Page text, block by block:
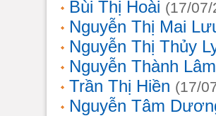
Bùi Thị Hoài (17/
Nguyễn Thị Mai
Nguyễn Thị Thủy
Nguyễn Thành Lâm
Trần Thị Hiền (17/
Nguyễn Tâm